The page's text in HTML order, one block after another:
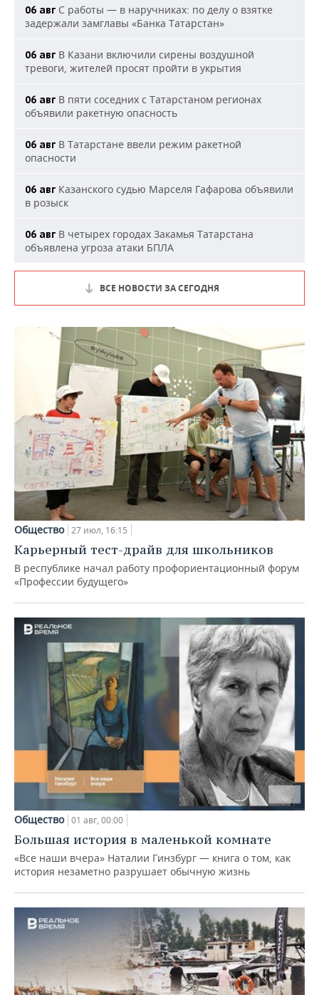
06 авг С работы — в наручниках: по делу о взятке
задержали замглавы «Банка Татарстан»
06 авг В Казани включили сирены воздушной
тревоги, жителей просят пройти в укрытия
06 авг В пяти соседних с Татарстаном регионах
объявили ракетную опасность
06 авг В Татарстане ввели режим ракетной
опасности
06 авг Казанского судью Марселя Гафарова объявили
в розыск
06 авг В четырех городах Закамья Татарстана
объявлена угроза атаки БПЛА
ВСЕ НОВОСТИ ЗА СЕГОДНЯ
Общество 27 июл, 16:15
Карьерный тест-драйв для школьников
В республике начал работу профориентационный форум
«Профессии будущего»
Общество 01 авг, 00:00
Большая история в маленькой комнате
«Все наши вчера» Наталии Гинзбург — книга о том, как
история незаметно разрушает обычную жизнь